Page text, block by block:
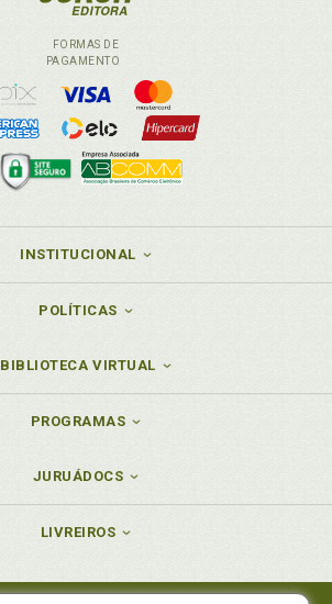
FORMAS DE
PAGAMENTO
INSTITUCIONAL
POLÍTICAS
BIBLIOTECA VIRTUAL
PROGRAMAS
JURUÁDOCS
LIVREIROS